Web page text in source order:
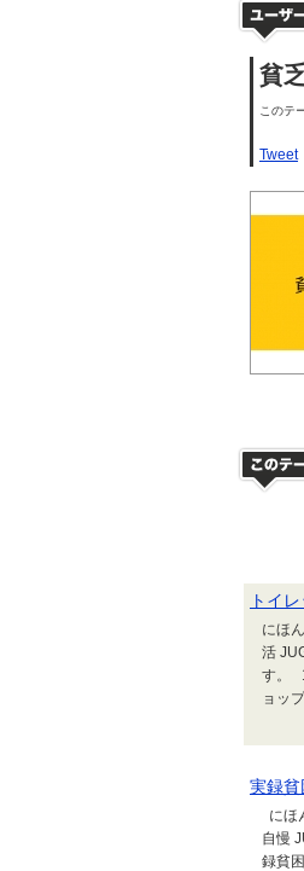
貧
このテ
Tweet
トイ
にほ
活
す。
ョッ
実録
にほ
自慢
録貧